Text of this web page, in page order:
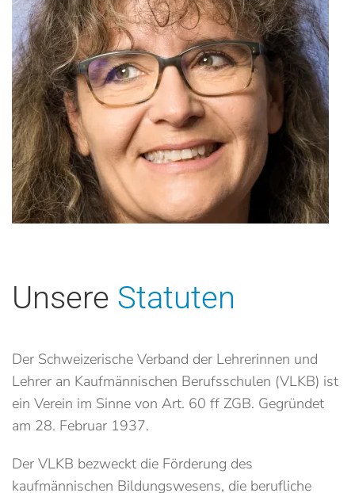
Berufsschullehrperson Bereich
Technologie, Teamleitende Technologie
KBS am bwd Bern
Präsidium Verband Lehrende Technologie
im kaufmännischen digitalen Umfeld und
Repräsentanz im Vorstand des VLKB
yvonne.widmer@bwdbern.ch
Unsere Statuten
Der Schweizerische Verband der Lehrerinnen und
Lehrer an Kaufmännischen Berufsschulen (VLKB) ist
ein Verein im Sinne von Art. 60 ff ZGB. Gegründet
am 28. Februar 1937.
Der VLKB bezweckt die Förderung des
kaufmännischen Bildungswesens, die berufliche